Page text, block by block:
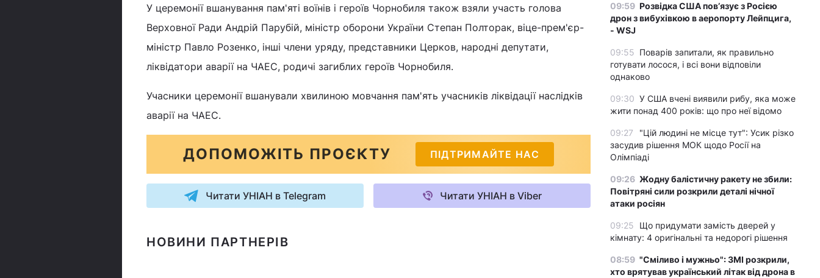
У церемонії вшанування пам'яті воїнів і героїв Чорнобиля також взяли участь голова
Верховної Ради Андрій Парубій, міністр оборони України Степан Полторак, віце-прем'єр-
міністр Павло Розенко, інші члени уряду, представники Церков, народні депутати,
ліквідатори аварії на ЧАЕС, родичі загиблих героїв Чорнобиля.
Учасники церемонії вшанували хвилиною мовчання пам'ять учасників ліквідації наслідків
аварії на ЧАЕС.
ДОПОМОЖІТЬ ПРОЄКТУ ПІДТРИМАЙТЕ НАС
Читати УНІАН в Telegram Читати УНІАН в Viber
НОВИНИ ПАРТНЕРІВ
09:59 Розвідка США пов’язує з Росією
дрон з вибухівкою в аеропорту Лейпцига,
- WSJ
09:55 Поварів запитали, як правильно
готувати лосося, і всі вони відповіли
однаково
09:30 У США вчені виявили рибу, яка може
жити понад 400 років: що про неї відомо
09:27
"Цій людині не місце тут": Усик різко
засудив рішення МОК щодо Росії на
Олімпіаді
09:26 Жодну балістичну ракету не збили:
Повітряні сили розкрили деталі нічної
атаки росіян
09:25
Що придумати замість дверей у
кімнату: 4 оригінальні та недорогі рішення
08:59 "Сміливо і мужньо": ЗМІ розкрили,
хто врятував український літак від дрона в